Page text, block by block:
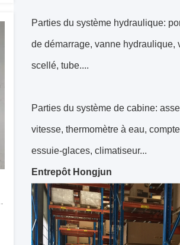
Parties du système hydraulique:
de démarrage, vanne
scellé, tube....
Parties du système de cabine:
vitesse, thermomètre à eau,
essuie-glaces, climatiseur...
Entrepôt Hongjun